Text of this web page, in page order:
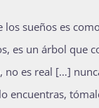
los sueños es
es un árbol que
no es real […]
encuentras,